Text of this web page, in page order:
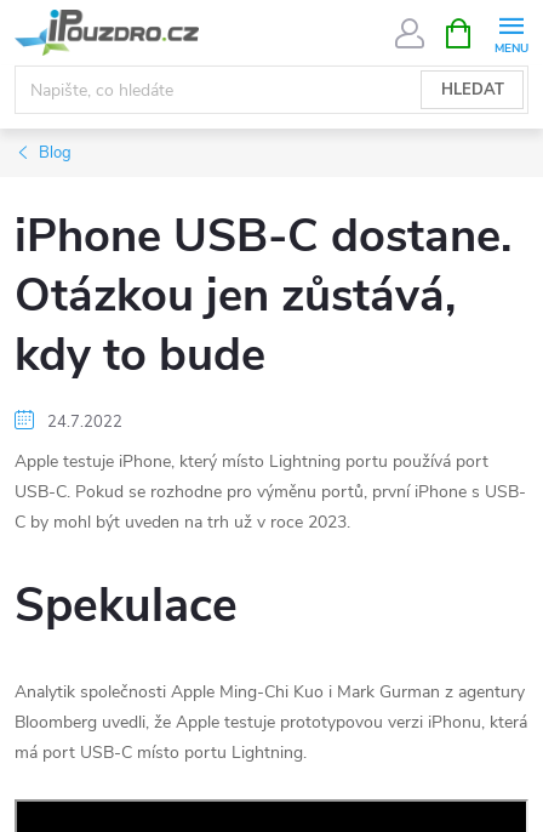
na
obsah
HLEDAT
NÁKUPNÍ
KOŠÍK
Blog
iPhone USB-C dostane.
Otázkou jen zůstává,
kdy to bude
24.7.2022
Apple testuje iPhone, který místo Lightning portu používá port
USB-C. Pokud se rozhodne pro výměnu portů, první iPhone s USB-
C by mohl být uveden na trh už v roce 2023.
Spekulace
Analytik společnosti Apple Ming-Chi Kuo i Mark Gurman z agentury
Bloomberg uvedli, že Apple testuje prototypovou verzi iPhonu, která
má port USB-C místo portu Lightning.